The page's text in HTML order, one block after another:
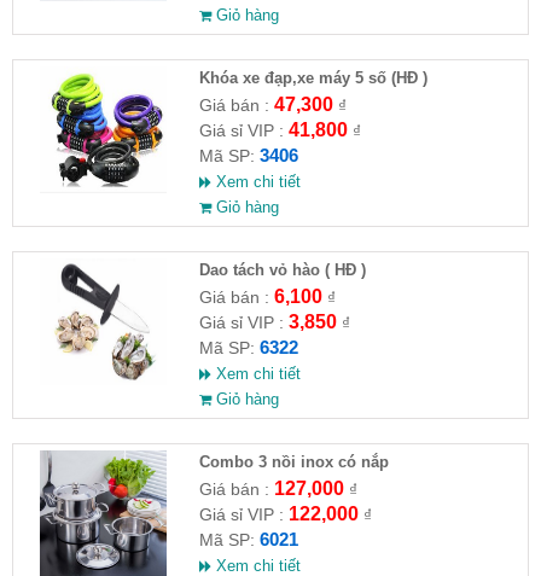
Giỏ hàng
Khóa xe đạp,xe máy 5 số (HĐ )
Giá bán : 47,300₫
Giá sỉ VIP : 41,800₫
Mã SP: 3406
Xem chi tiết
Giỏ hàng
Dao tách vỏ hào ( HĐ )
Giá bán : 6,100₫
Giá sỉ VIP : 3,850₫
Mã SP: 6322
Xem chi tiết
Giỏ hàng
Combo 3 nồi inox có nắp
Giá bán : 127,000₫
Giá sỉ VIP : 122,000₫
Mã SP: 6021
Xem chi tiết